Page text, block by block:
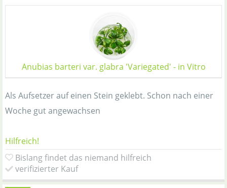
Anubias barteri var. glabra 'Variegated' - in Vitro
Als Aufsetzer auf einen Stein geklebt. Schon nach einer
Woche gut angewachsen
Hilfreich!
Bislang findet das niemand hilfreich
verifizierter Kauf